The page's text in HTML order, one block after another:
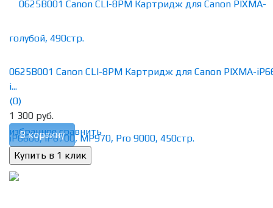
избранное сравнить
0625B001 Canon CLI-8PM Картридж для Canon PIXMA-
i...
(0)
1 300 руб.
В корзину